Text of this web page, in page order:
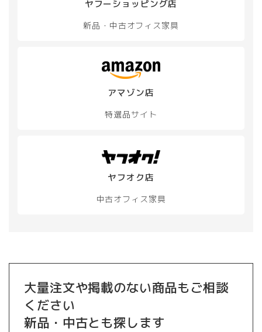
ヤフーショッピング店
新品・中古オフィス家具
アマゾン店
特選品サイト
ヤフオク店
中古オフィス家具
大量注文や掲載のない商品もご相談
ください
新品・中古とも探します